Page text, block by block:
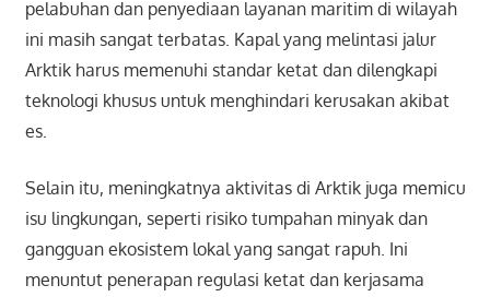
pelabuhan dan penyediaan layanan maritim di wilayah
ini masih sangat terbatas. Kapal yang melintasi jalur
Arktik harus memenuhi standar ketat dan dilengkapi
teknologi khusus untuk menghindari kerusakan akibat
es.
Selain itu, meningkatnya aktivitas di Arktik juga memicu
isu lingkungan, seperti risiko tumpahan minyak dan
gangguan ekosistem lokal yang sangat rapuh. Ini
menuntut penerapan regulasi ketat dan kerjasama